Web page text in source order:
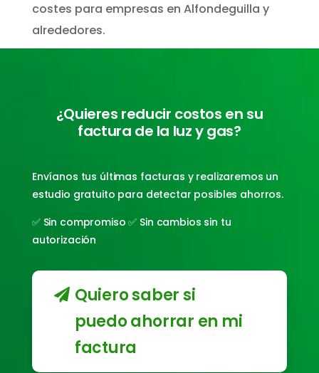
costes para empresas en Alfondeguilla y
alrededores.
¿Quieres reducir costos en su
factura de la luz y gas?
Envíanos tus últimas facturas y realizaremos un
estudio gratuito para detectar posibles ahorros.
✅ Sin compromiso ✅ Sin cambios sin tu
autorización
Quiero saber si
puedo ahorrar en mi
factura